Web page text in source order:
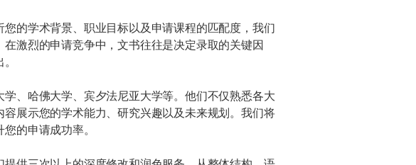
的学术背景、职业目标以及申请课程的匹配度，我们
激烈的申请竞争中，文书往往是决定录取的关键因
、哈佛大学、宾夕法尼亚大学等。他们不仅熟悉各大
展示您的学术能力、研究兴趣以及未来规划。我们将
的申请成功率。